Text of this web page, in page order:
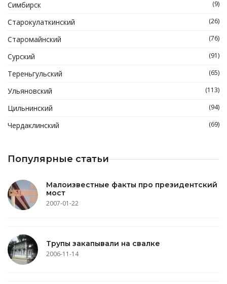
Симбирск (9)
Старокулаткинский (26)
Старомайнский (76)
Сурский (91)
Тереньгульский (65)
Ульяновский (113)
Цильнинский (94)
Чердаклинский (69)
Популярные статьи
Малоизвестные факты про президентский
мост
2007-01-22
Трупы закапывали на свалке
2006-11-14